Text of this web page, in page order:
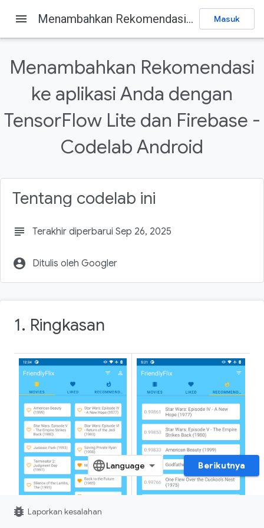
Firebase Firebase Codelabs
1. Ringkasan
3. Mengimpor aplikasi awal
4. Buat project Firebase console
Membuat project baru
menu Menambahkan Rekomendasi ke aplikasi Anda dengan TensorFlow Lite dan Firebase - Codelab Android Masuk
Menambahkan Rekomendasi
ke aplikasi Anda dengan
TensorFlow Lite dan Firebase -
Codelab Android
Tentang codelab ini
subject Terakhir diperbarui Sep 26, 2025
account_circle Ditulis oleh Googler
1. Ringkasan
Berikutnya
bug_report Laporkan kesalahan